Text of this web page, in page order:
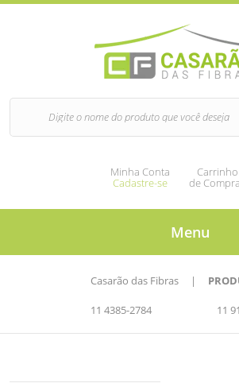
Minha Conta
Cadastre-se
Carrinho
de
Menu
Casarão das Fibras |
11 4385-2784 11